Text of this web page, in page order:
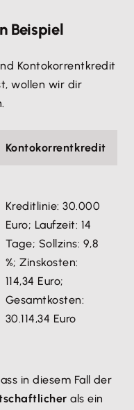
Beispiel
Kontokorrentkredit
wollen wir dir
Kontokorrentkredit
Kreditlinie: 30.000
Euro; Laufzeit: 14
Tage; Sollzins: 9,8
%; Zinskosten:
114,34 Euro;
Gesamtkosten:
30.114,34 Euro
in diesem Fall der
als ein